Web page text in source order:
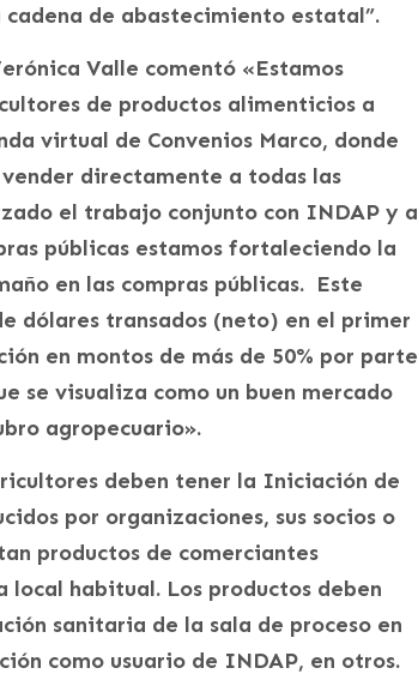
de abastecimiento estatal”.
Valle comentó «Estamos
de productos alimenticios a
virtual de Convenios Marco, donde
directamente a todas las
el trabajo conjunto con INDAP y a
públicas estamos fortaleciendo la
en las compras públicas. Este
dólares transados (neto) en el primer
en montos de más de 50% por parte
se visualiza como un buen mercado
agropecuario».
deben tener la Iniciación de
por organizaciones, sus socios o
productos de comerciantes
habitual. Los productos deben
sanitaria de la sala de proceso en
como usuario de INDAP, en otros.